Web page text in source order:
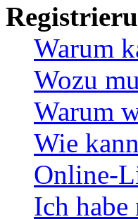
Warum
Wozu
Warum
Wie
Online-
Ich habe